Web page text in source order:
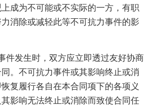
成为不可能或不实际的一方，有职
消除或减轻此等不可抗力事件的影
件发生时，双方应立即透过友好协商
。不可抗力事件或其影响终止或消
复履行各自在本合同项下的各项义
影响无法终止或消除而致使合同任